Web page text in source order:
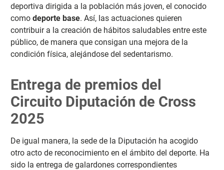
deportiva dirigida a la población más joven, el conocido
como deporte base. Así, las actuaciones quieren
contribuir a la creación de hábitos saludables entre este
público, de manera que consigan una mejora de la
condición física, alejándose del sedentarismo.
Entrega de premios del
Circuito Diputación de Cross
2025
De igual manera, la sede de la Diputación ha acogido
otro acto de reconocimiento en el ámbito del deporte. Ha
sido la entrega de galardones correspondientes